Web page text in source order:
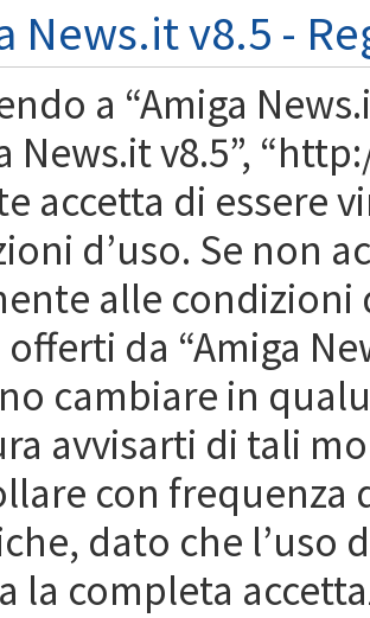
News.it v8.5 -
a “Amiga
News.it v8.5”,
accetta di essere
d’uso. Se non
alle condizioni
da “Amiga
cambiare in
avvisarti di tali
con frequenza
dato che l’uso
la completa